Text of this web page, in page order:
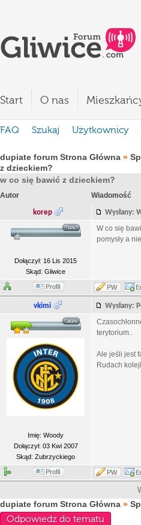
Start O nas
FAQ Szukaj Użytkownicy
dupiate forum Strona Główna »
z dzieckiem?
w co się bawić z dzieckiem?
Autor Wiadomość
korep Wysłany:
Dołączył: 16 Lis 2015
Skąd: Gliwice
W co się
pomysły a
Profil PW
vkimi Wysłany:
Imię: Woody
Dołączył: 03 Kwi 2007
Skąd: Zubrzyckiego
terytorium..
Ale jeśli jest
Rudach
Profil PW
dupiate forum Strona Główna »
Odpowiedz do tematu